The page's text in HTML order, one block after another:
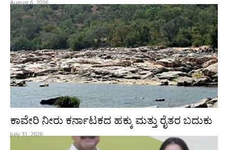
August 6, 2026
ಕಾವೇರಿ ನೀರು ಕರ್ನಾಟಕದ ಹಕ್ಕು ಮತ್ತು ರೈತರ ಬದುಕು
July 31, 2026